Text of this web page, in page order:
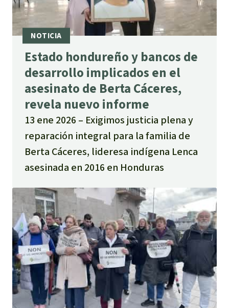
Estado hondureño y bancos de
desarrollo implicados en el
asesinato de Berta Cáceres,
revela nuevo informe
13 ene 2026
Exigimos justicia plena y
reparación integral para la familia de
Berta Cáceres, lideresa indígena Lenca
asesinada en 2016 en Honduras